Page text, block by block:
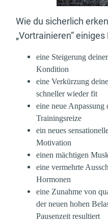
Wie du sicherlich
„Vortrainieren“
eine Steigerung
Kondition
eine Verkürzung
schneller wieder fit
eine neue
Trainingsreize
ein neues
Motivation
einen mächtigen
eine vermehrte
Hormonen
eine Zunahme von
der neuen hohen
Pausenzeit resultiert